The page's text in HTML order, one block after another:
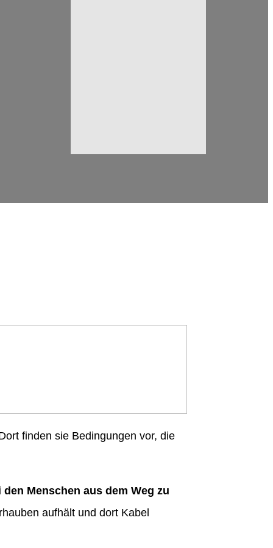
finden sie Bedingungen vor, die
Menschen aus dem Weg zu
aufhält und dort Kabel